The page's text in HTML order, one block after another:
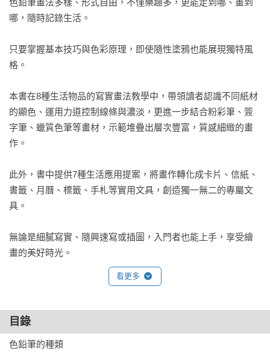
色鉛筆畫法多樣、形式自由，不僅樂趣多，更能走到哪、畫到
哪，隨時記錄生活。
只要掌握基本技巧與色彩原理，即使隨性塗鴉也能展現獨特風
格。
本書在8種生活物品的寫實畫法教學中，帶領讀者認識不同紙材
的顯色、運用力道控制線條與濃淡，更進一步結合粉彩筆、簽
字筆、蠟質色筆等畫材，示範堆疊出層次豐富，質感細緻的畫
作。
此外，書中提供7種生活應用提案，將畫作轉化成卡片、信紙、
書籤、月曆、標籤、手札等實用文具，創造獨一無二的專屬文
具。
無論是細膩寫實、隨興速寫或插圖，入門者也能上手，享受繪
畫的美好時光。
看更多
目錄
色鉛筆的種類